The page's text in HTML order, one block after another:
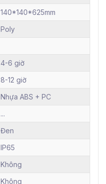
140*140*625mm
Poly
4-6 giờ
8-12 giờ
Nhựa ABS + PC
...
Đen
IP65
Không
Không